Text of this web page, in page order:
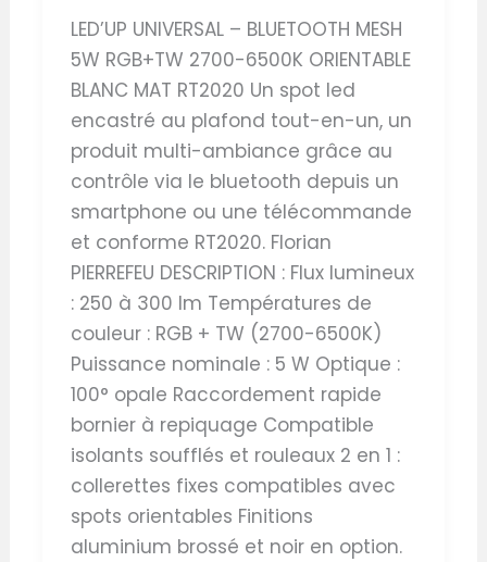
LED’UP UNIVERSAL – BLUETOOTH MESH
5W RGB+TW 2700-6500K ORIENTABLE
BLANC MAT RT2020 Un spot led
encastré au plafond tout-en-un, un
produit multi-ambiance grâce au
contrôle via le bluetooth depuis un
smartphone ou une télécommande
et conforme RT2020. Florian
PIERREFEU DESCRIPTION : Flux lumineux
: 250 à 300 lm Températures de
couleur : RGB + TW (2700-6500K)
Puissance nominale : 5 W Optique :
100° opale Raccordement rapide
bornier à repiquage Compatible
isolants soufflés et rouleaux 2 en 1 :
collerettes fixes compatibles avec
spots orientables Finitions
aluminium brossé et noir en option.